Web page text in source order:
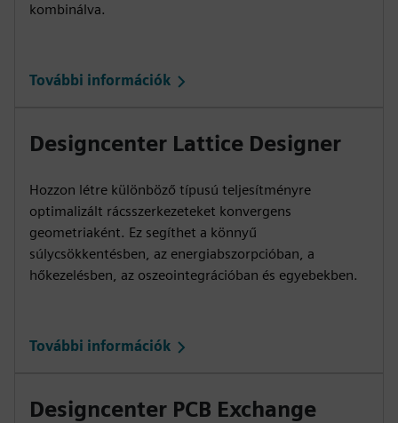
kombinálva.
További információk
Designcenter Lattice Designer
Hozzon létre különböző típusú teljesítményre
optimalizált rácsszerkezeteket konvergens
geometriaként. Ez segíthet a könnyű
súlycsökkentésben, az energiabszorpcióban, a
hőkezelésben, az oszeointegrációban és egyebekben.
További információk
Designcenter PCB Exchange